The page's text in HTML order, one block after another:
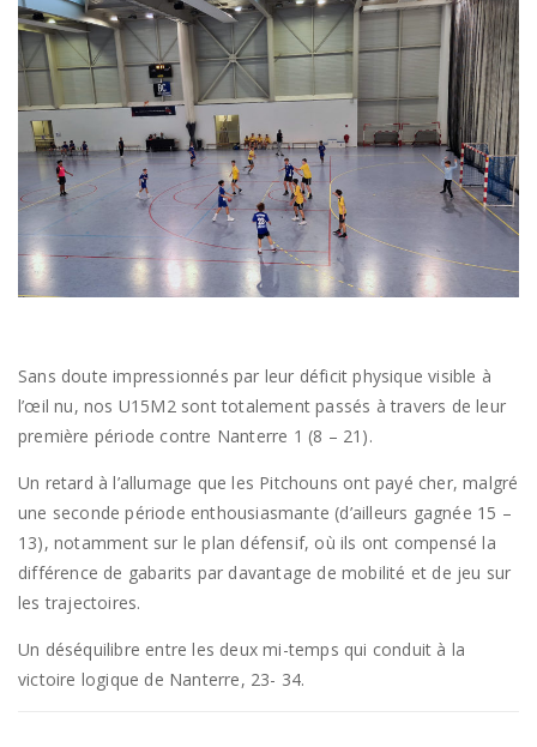
Sans doute impressionnés par leur déficit physique visible à
l’œil nu, nos U15M2 sont totalement passés à travers de leur
première période contre Nanterre 1 (8 – 21).
Un retard à l’allumage que les Pitchouns ont payé cher, malgré
une seconde période enthousiasmante (d’ailleurs gagnée 15 –
13), notamment sur le plan défensif, où ils ont compensé la
différence de gabarits par davantage de mobilité et de jeu sur
les trajectoires.
Un déséquilibre entre les deux mi-temps qui conduit à la
victoire logique de Nanterre, 23- 34.